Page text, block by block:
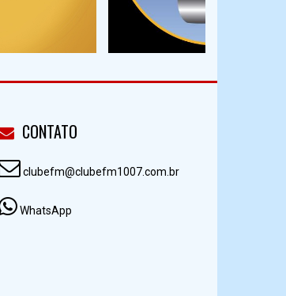
CONTATO
clubefm@clubefm1007.com.br
WhatsApp